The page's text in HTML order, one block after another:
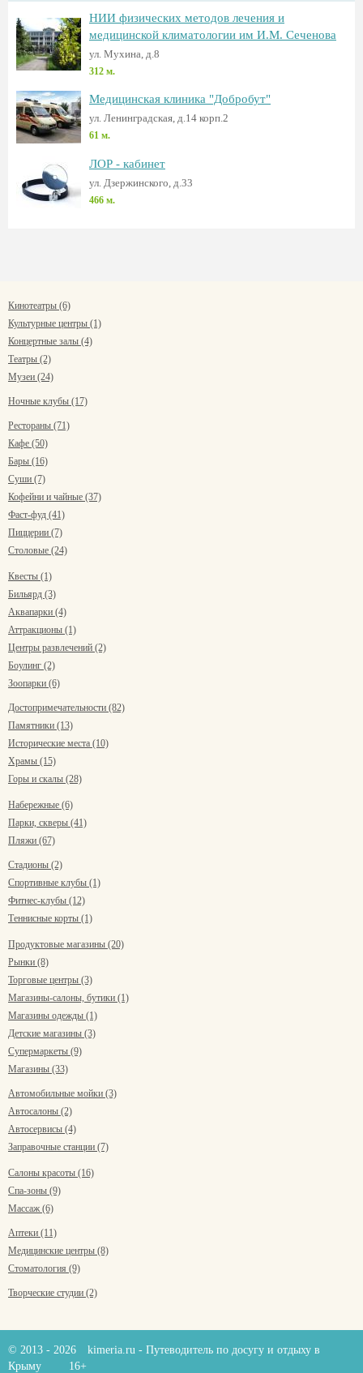
НИИ физических методов лечения и
медицинской климатологии им И.М. Сеченова
ул. Мухина, д.8
312 м.
Медицинская клиника "Добробут"
ул. Ленинградская, д.14 корп.2
61 м.
ЛОР - кабинет
ул. Дзержинского, д.33
466 м.
Кинотеатры (6)
Культурные центры (1)
Концертные залы (4)
Театры (2)
Музеи (24)
Ночные клубы (17)
Рестораны (71)
Кафе (50)
Бары (16)
Суши (7)
Кофейни и чайные (37)
Фаст-фуд (41)
Пиццерии (7)
Столовые (24)
Квесты (1)
Бильярд (3)
Аквапарки (4)
Аттракционы (1)
Центры развлечений (2)
Боулинг (2)
Зоопарки (6)
Достопримечательности (82)
Памятники (13)
Исторические места (10)
Храмы (15)
Горы и скалы (28)
Набережные (6)
Парки, скверы (41)
Пляжи (67)
Стадионы (2)
Спортивные клубы (1)
Фитнес-клубы (12)
Теннисные корты (1)
Продуктовые магазины (20)
Рынки (8)
Торговые центры (3)
Магазины-салоны, бутики (1)
Магазины одежды (1)
Детские магазины (3)
Супермаркеты (9)
Магазины (33)
Автомобильные мойки (3)
Автосалоны (2)
Автосервисы (4)
Заправочные станции (7)
Салоны красоты (16)
Спа-зоны (9)
Массаж (6)
Аптеки (11)
Медицинские центры (8)
Стоматология (9)
Творческие студии (2)
© 2013 - 2026 kimeria.ru - Путеводитель по досугу и отдыху в
Крыму
16+